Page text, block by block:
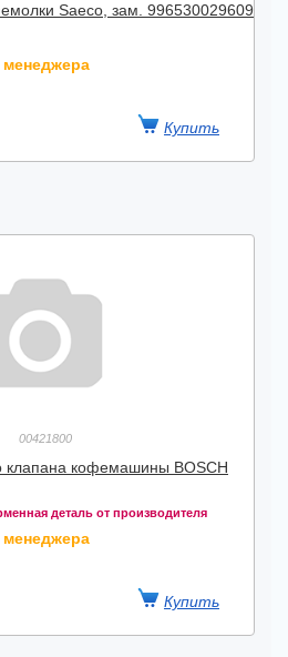
Saeco, зам. 996530029609
менеджера
00421800
клапана кофемашины BOSCH
деталь от производителя
менеджера